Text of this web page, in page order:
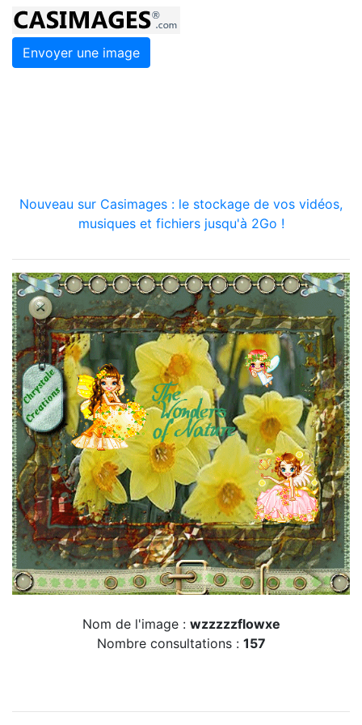
Envoyer une image
Nouveau sur Casimages : le stockage de vos vidéos,
musiques et fichiers jusqu'à 2Go !
Nom de l'image : wzzzzzflowxe
Nombre consultations : 157